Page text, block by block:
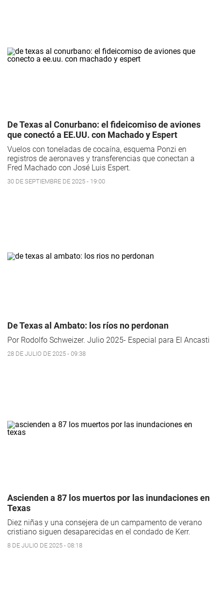
De Texas al Conurbano: el fideicomiso de aviones
que conectó a EE.UU. con Machado y Espert
Vuelos con toneladas de cocaína, esquema Ponzi en
registros de aeronaves y transferencias que conectan a
Fred Machado con José Luis Espert.
30 DE SEPTIEMBRE DE 2025 - 19:00
De Texas al Ambato: los ríos no perdonan
Por Rodolfo Schweizer. Julio 2025- Especial para El Ancasti
28 DE JULIO DE 2025 - 09:38
Ascienden a 87 los muertos por las inundaciones en
Texas
Diez niñas y una consejera de un campamento de verano
cristiano siguen desaparecidas en el condado de Kerr.
8 DE JULIO DE 2025 - 08:18